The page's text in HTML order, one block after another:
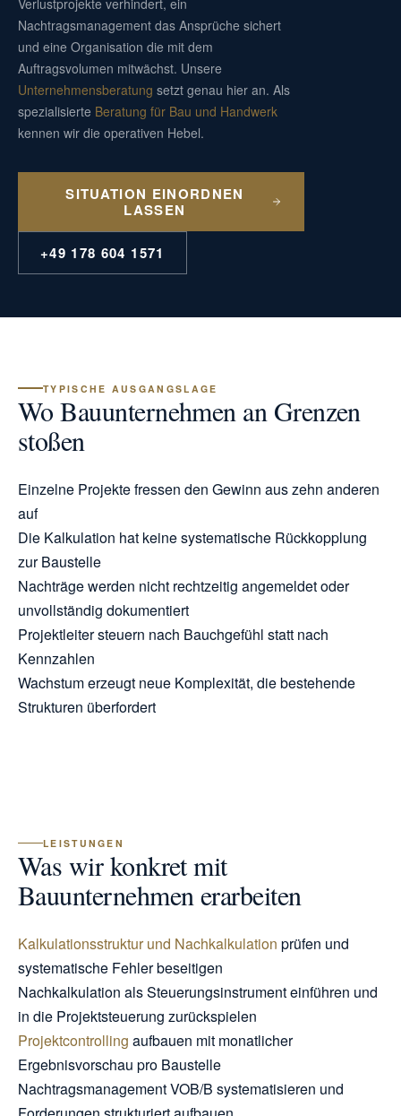
Nachtragsmanagement das Ansprüche sichert
und eine Organisation die mit dem
Auftragsvolumen mitwächst. Unsere
Unternehmensberatung setzt genau hier an. Als
spezialisierte Beratung für Bau und Handwerk
kennen wir die operativen Hebel.
SITUATION EINORDNEN
LASSEN
+49 178 604 1571
TYPISCHE AUSGANGSLAGE
Wo Bauunternehmen an Grenzen
stoßen
Einzelne Projekte fressen den Gewinn aus zehn anderen
auf
Die Kalkulation hat keine systematische Rückkopplung
zur Baustelle
Nachträge werden nicht rechtzeitig angemeldet oder
unvollständig dokumentiert
Projektleiter steuern nach Bauchgefühl statt nach
Kennzahlen
Wachstum erzeugt neue Komplexität, die bestehende
Strukturen überfordert
LEISTUNGEN
Was wir konkret mit
Bauunternehmen erarbeiten
Kalkulationsstruktur und Nachkalkulation prüfen und
systematische Fehler beseitigen
Nachkalkulation als Steuerungsinstrument einführen und
in die Projektsteuerung zurückspielen
Projektcontrolling aufbauen mit monatlicher
Ergebnisvorschau pro Baustelle
Nachtragsmanagement VOB/B systematisieren und